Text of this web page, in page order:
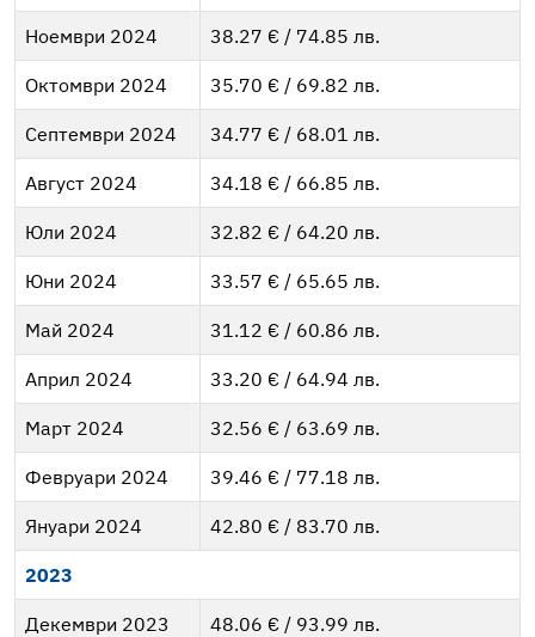
Ноември 2024 38.27 € / 74.85 лв.
Октомври 2024 35.70 € / 69.82 лв.
Септември 2024 34.77 € / 68.01 лв.
Август 2024 34.18 € / 66.85 лв.
Юли 2024 32.82 € / 64.20 лв.
Юни 2024 33.57 € / 65.65 лв.
Май 2024 31.12 € / 60.86 лв.
Април 2024 33.20 € / 64.94 лв.
Март 2024 32.56 € / 63.69 лв.
Февруари 2024 39.46 € / 77.18 лв.
Януари 2024 42.80 € / 83.70 лв.
2023
Декември 2023 48.06 € / 93.99 лв.